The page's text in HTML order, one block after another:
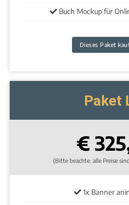
Buch Mockup für
Dieses Paket
Paket
€
(Bitte beachte: alle Preise
1x Banner